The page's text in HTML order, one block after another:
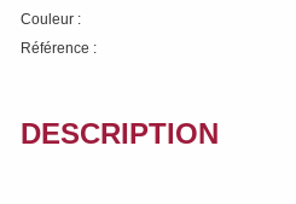
Couleur :
Référence :
DESCRIPTION